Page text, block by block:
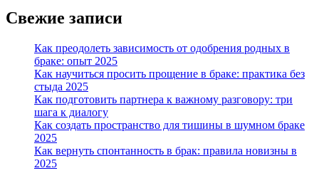
Свежие записи
Как преодолеть зависимость от одобрения родных в
браке: опыт 2025
Как научиться просить прощение в браке: практика без
стыда 2025
Как подготовить партнера к важному разговору: три
шага к диалогу
Как создать пространство для тишины в шумном браке
2025
Как вернуть спонтанность в брак: правила новизны в
2025